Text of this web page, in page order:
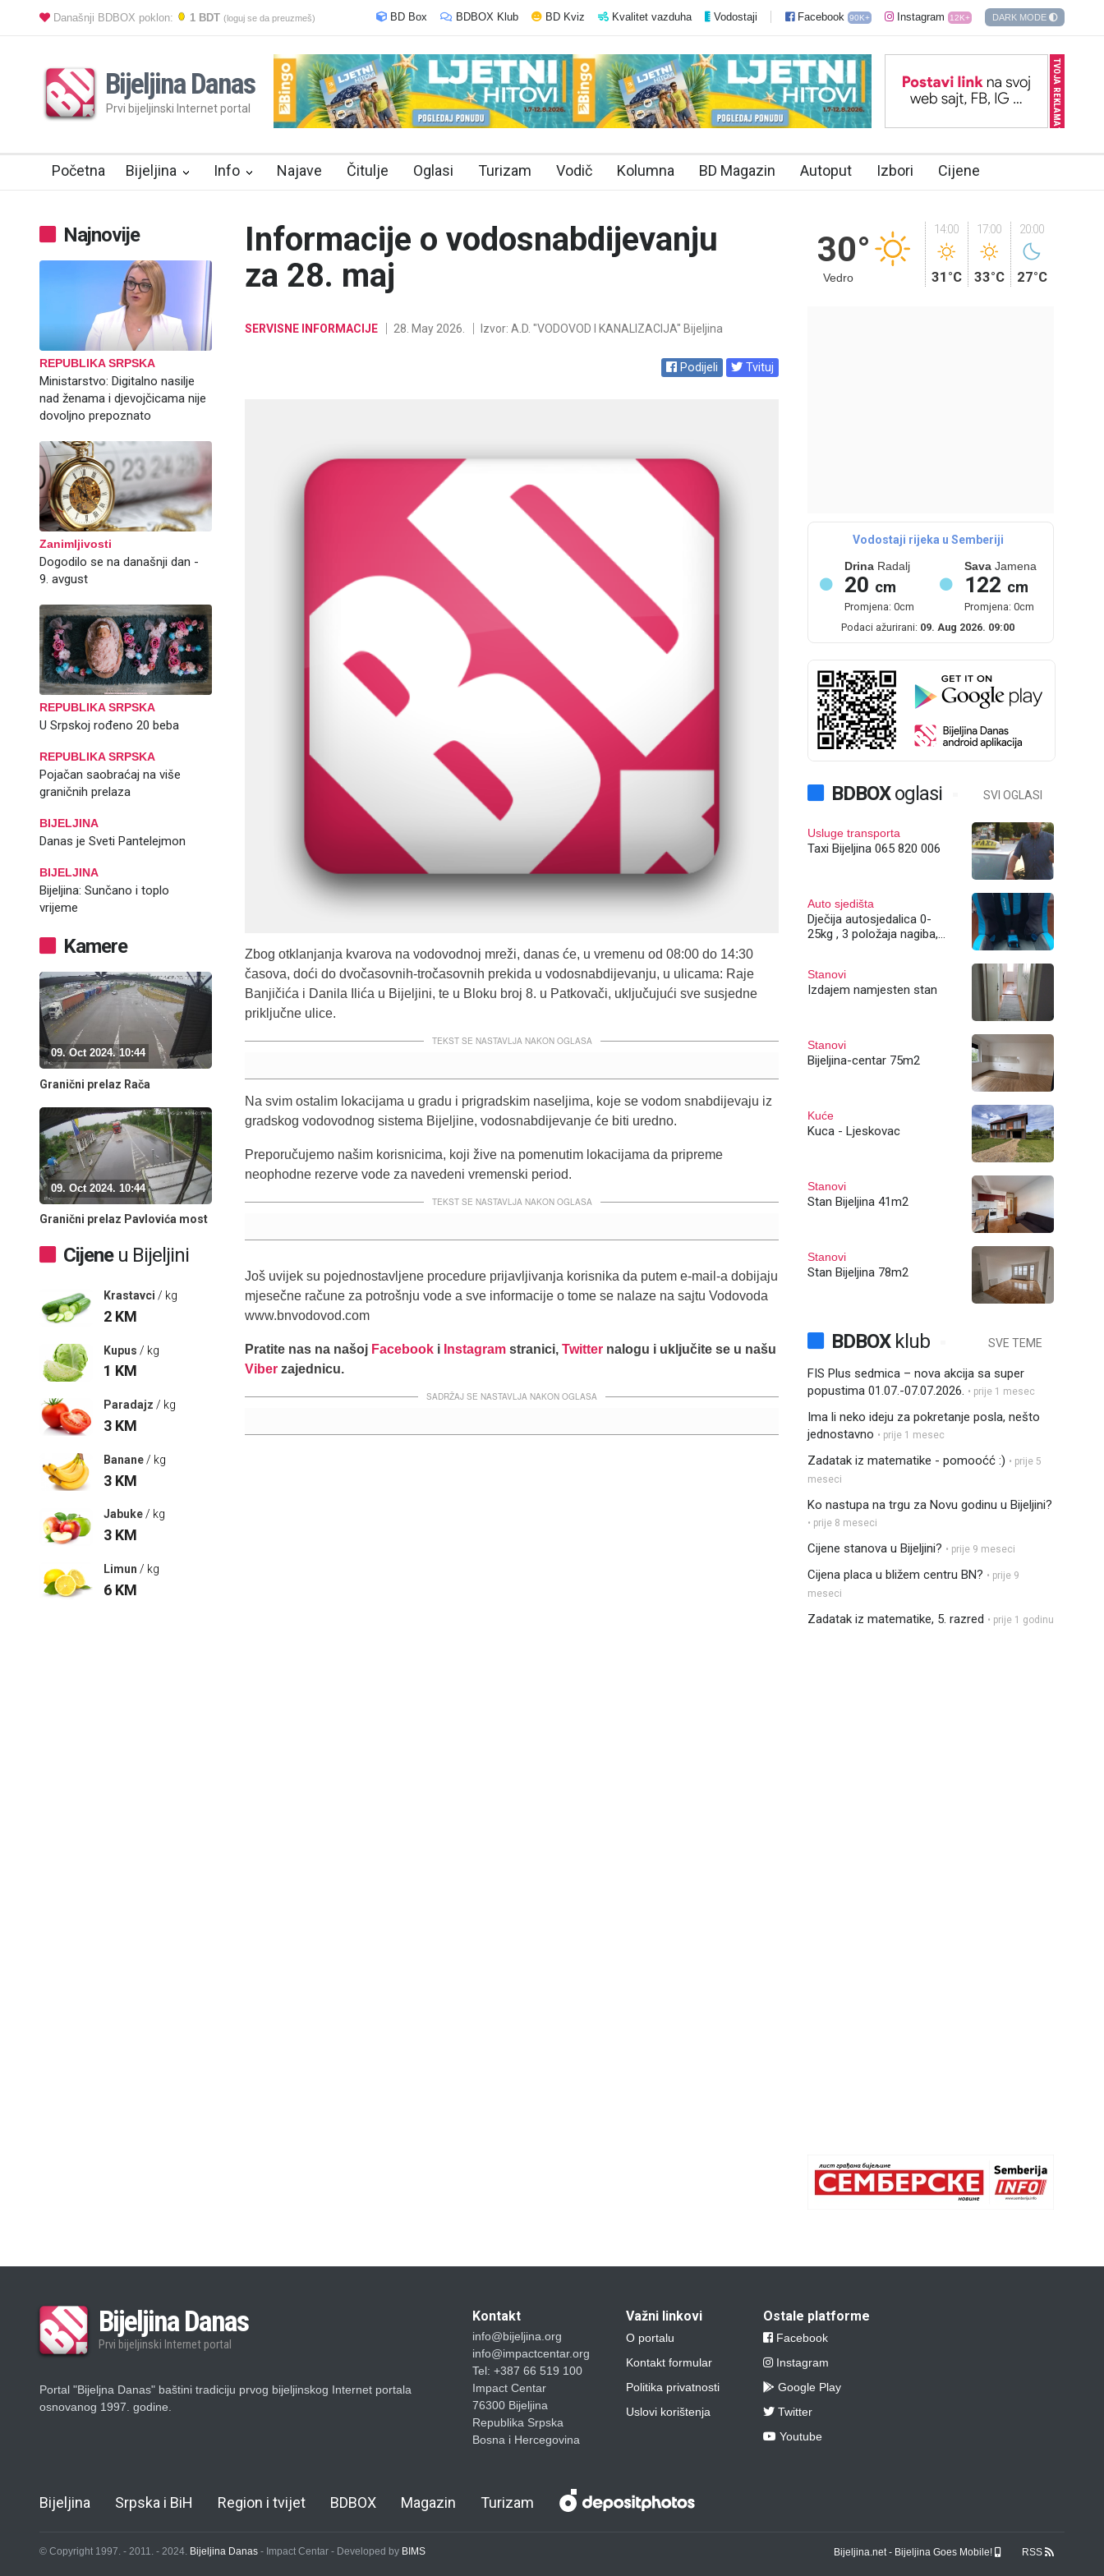
Današnji BDBOX poklon: 1 BDT (loguj se da preuzmeš) BD Box BDBOX Klub BD Kviz Kvalitet vazduha Vodostaji Facebook 90K+ Instagram 12K+ DARK MODE
Bijeljina Danas
Prvi bijeljinski Internet portal TVOJA REKLAMA?
Početna Bijeljina Info Najave Čitulje Oglasi Turizam Vodič Kolumna BD Magazin Autoput Izbori Cijene
Najnovije
REPUBLIKA SRPSKA
Ministarstvo: Digitalno nasilje
nad ženama i djevojčicama nije
dovoljno prepoznato
Zanimljivosti
Dogodilo se na današnji dan -
9. avgust
REPUBLIKA SRPSKA
U Srpskoj rođeno 20 beba
REPUBLIKA SRPSKA
Pojačan saobraćaj na više
graničnih prelaza
BIJELJINA
Danas je Sveti Pantelejmon
BIJELJINA
Bijeljina: Sunčano i toplo
vrijeme
Kamere
09. Oct 2024. 10:44
Granični prelaz Rača
09. Oct 2024. 10:44
Granični prelaz Pavlovića most
Cijeneu Bijeljini
Krastavci / kg
2 KM
Kupus / kg
1 KM
Paradajz / kg
3 KM
Banane / kg
3 KM
Jabuke/ kg
3 KM
Limun / kg
6 KM
Informacije o vodosnabdijevanju
za 28. maj
SERVISNE INFORMACIJE 28. May 2026. Izvor: A.D. "VODOVOD I KANALIZACIJA" Bijeljina
Podijeli Tvituj
Zbog otklanjanja kvarova na vodovodnoj mreži, danas će, u vremenu od 08:00 do 14:30
časova, doći do dvočasovnih-tročasovnih prekida u vodosnabdijevanju, u ulicama: Raje
Banjičića i Danila Ilića u Bijeljini, te u Bloku broj 8. u Patkovači, uključujući sve susjedne
priključne ulice.
TEKST SE NASTAVLJA NAKON OGLASA
Na svim ostalim lokacijama u gradu i prigradskim naseljima, koje se vodom snabdijevaju iz
gradskog vodovodnog sistema Bijeljine, vodosnabdijevanje će biti uredno.
Preporučujemo našim korisnicima, koji žive na pomenutim lokacijama da pripreme
neophodne rezerve vode za navedeni vremenski period.
TEKST SE NASTAVLJA NAKON OGLASA
Još uvijek su pojednostavljene procedure prijavljivanja korisnika da putem e-mail-a dobijaju
mjesečne račune za potrošnju vode a sve informacije o tome se nalaze na sajtu Vodovoda
www.bnvodovod.com
Pratite nas na našoj Facebook i Instagram stranici, Twitter nalogu i uključite se u našu
Viber zajednicu.
SADRŽAJ SE NASTAVLJA NAKON OGLASA
30° 14:00
31°C
17:00
33°C
20:00
27°C
Vedro
Vodostaji rijeka u Semberiji
Drina Radalj
20 cm
Promjena: 0cm
SavaJamena
122 cm
Promjena: 0cm
Podaci ažurirani: 09. Aug 2026. 09:00
BDBOXoglasi SVI OGLASI
Usluge transporta
Taxi Bijeljina 065 820 006
Auto sjedišta
Dječija autosjedalica 0-
25kg , 3 položaja nagiba,
Stanovi
Izdajem namjesten stan
Stanovi
Bijeljina-centar 75m2
Kuće
Kuca - Ljeskovac
Stanovi
Stan Bijeljina 41m2
Stanovi
Stan Bijeljina 78m2
BDBOXklub SVE TEME
FIS Plus sedmica – nova akcija sa super
popustima 01.07.-07.07.2026. • prije 1 mesec
Ima li neko ideju za pokretanje posla, nešto
jednostavno • prije 1 mesec
Zadatak iz matematike - pomooćć :) • prije 5
meseci
Ko nastupa na trgu za Novu godinu u Bijeljini?
• prije 8 meseci
Cijene stanova u Bijeljini? • prije 9 meseci
Cijena placa u bližem centru BN? • prije 9
meseci
Zadatak iz matematike, 5. razred • prije 1 godinu
Bijeljina Danas
Prvi bijeljinski Internet portal
Portal "Bijeljna Danas" baštini tradiciju prvog bijeljinskog Internet portala
osnovanog 1997. godine.
Kontakt
info@bijeljina.org
info@impactcentar.org
Tel: +387 66 519 100
Impact Centar
76300 Bijeljina
Republika Srpska
Bosna i Hercegovina
Važni linkovi
O portalu
Kontakt formular
Politika privatnosti
Uslovi korištenja
Ostale platforme
Facebook
Instagram
Google Play
Twitter
Youtube
Bijeljina Srpska i BiH Region i tvijet BDBOX Magazin Turizam
© Copyright 1997. - 2011. - 2024. Bijeljina Danas - Impact Centar - Developed by BIMS Bijeljina.net - Bijeljina Goes Mobile! RSS